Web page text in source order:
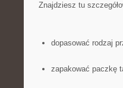
Znajdziesz tu
dopasować rodzaj
zapakować paczkę